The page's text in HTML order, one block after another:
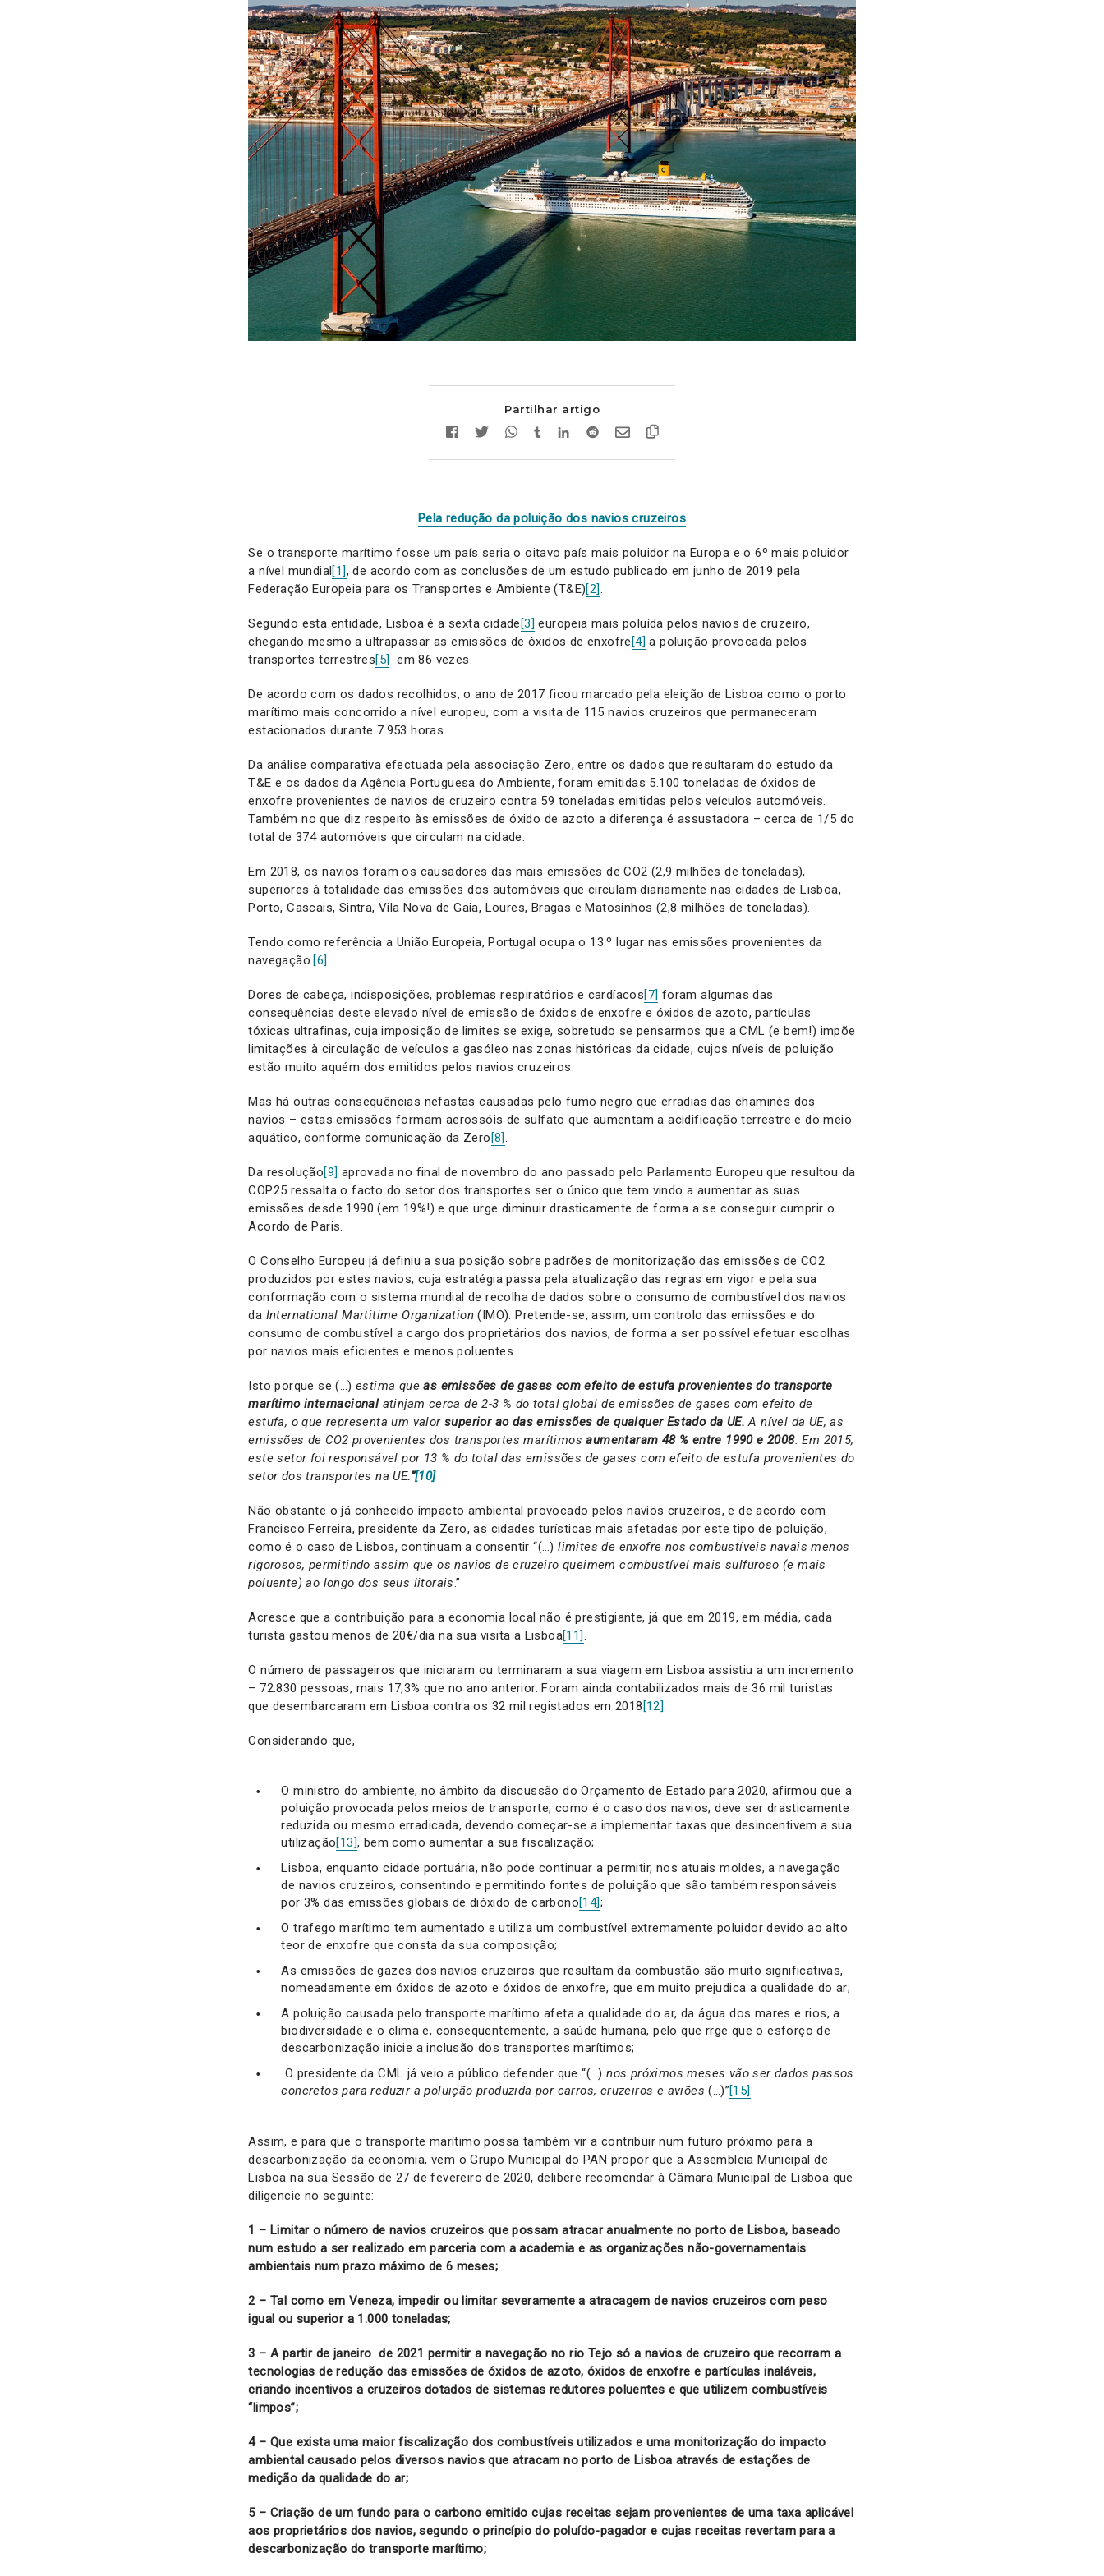
Partilhar artigo
Pela redução da poluição dos navios cruzeiros
Se o transporte marítimo fosse um país seria o oitavo país mais poluidor na Europa e o 6º mais poluidor
a nível mundial [1], de acordo com as conclusões de um estudo publicado em junho de 2019 pela
Federação Europeia para os Transportes e Ambiente (T&E)[2].
Segundo esta entidade, Lisboa é a sexta cidade [3] europeia mais poluída pelos navios de cruzeiro,
chegando mesmo a ultrapassar as emissões de óxidos de enxofre [4] a poluição provocada pelos
transportes terrestres[5] em 86 vezes.
De acordo com os dados recolhidos, o ano de 2017 ficou marcado pela eleição de Lisboa como o porto
marítimo mais concorrido a nível europeu, com a visita de 115 navios cruzeiros que permaneceram
estacionados durante 7.953 horas.
Da análise comparativa efectuada pela associação Zero, entre os dados que resultaram do estudo da
T&E e os dados da Agência Portuguesa do Ambiente, foram emitidas 5.100 toneladas de óxidos de
enxofre provenientes de navios de cruzeiro contra 59 toneladas emitidas pelos veículos automóveis.
Também no que diz respeito às emissões de óxido de azoto a diferença é assustadora – cerca de 1/5 do
total de 374 automóveis que circulam na cidade.
Em 2018, os navios foram os causadores das mais emissões de CO2 (2,9 milhões de toneladas),
superiores à totalidade das emissões dos automóveis que circulam diariamente nas cidades de Lisboa,
Porto, Cascais, Sintra, Vila Nova de Gaia, Loures, Bragas e Matosinhos (2,8 milhões de toneladas).
Tendo como referência a União Europeia, Portugal ocupa o 13.º lugar nas emissões provenientes da
navegação.[6]
Dores de cabeça, indisposições, problemas respiratórios e cardíacos[7] foram algumas das
consequências deste elevado nível de emissão de óxidos de enxofre e óxidos de azoto, partículas
tóxicas ultrafinas, cuja imposição de limites se exige, sobretudo se pensarmos que a CML (e bem!) impõe
limitações à circulação de veículos a gasóleo nas zonas históricas da cidade, cujos níveis de poluição
estão muito aquém dos emitidos pelos navios cruzeiros.
Mas há outras consequências nefastas causadas pelo fumo negro que erradias das chaminés dos
navios – estas emissões formam aerossóis de sulfato que aumentam a acidificação terrestre e do meio
aquático, conforme comunicação da Zero [8].
Da resolução[9] aprovada no final de novembro do ano passado pelo Parlamento Europeu que resultou da
COP25 ressalta o facto do setor dos transportes ser o único que tem vindo a aumentar as suas
emissões desde 1990 (em 19%!) e que urge diminuir drasticamente de forma a se conseguir cumprir o
Acordo de Paris.
O Conselho Europeu já definiu a sua posição sobre padrões de monitorização das emissões de CO2
produzidos por estes navios, cuja estratégia passa pela atualização das regras em vigor e pela sua
conformação com o sistema mundial de recolha de dados sobre o consumo de combustível dos navios
da International Martitime Organization(IMO). Pretende-se, assim, um controlo das emissões e do
consumo de combustível a cargo dos proprietários dos navios, de forma a ser possível efetuar escolhas
por navios mais eficientes e menos poluentes.
Isto porque se (…)estima queas emissões de gases com efeito de estufa provenientes do transporte
marítimo internacionalatinjam cerca de 2-3 % do total global de emissões de gases com efeito de
estufa, o que representa um valorsuperior ao das emissões de qualquer Estado da UE.A nível da UE, as
emissões de CO2 provenientes dos transportes marítimosaumentaram 48 % entre 1990 e 2008. Em 2015,
este setor foi responsável por 13 % do total das emissões de gases com efeito de estufa provenientes do
setor dos transportes na UE.”[10]
Não obstante o já conhecido impacto ambiental provocado pelos navios cruzeiros, e de acordo com
Francisco Ferreira, presidente da Zero, as cidades turísticas mais afetadas por este tipo de poluição,
como é o caso de Lisboa, continuam a consentir “(…) limites de enxofre nos combustíveis navais menos
rigorosos, permitindo assim que os navios de cruzeiro queimem combustível mais sulfuroso (e mais
poluente) ao longo dos seus litorais.”
Acresce que a contribuição para a economia local não é prestigiante, já que em 2019, em média, cada
turista gastou menos de 20€/dia na sua visita a Lisboa[11].
O número de passageiros que iniciaram ou terminaram a sua viagem em Lisboa assistiu a um incremento
– 72.830 pessoas, mais 17,3% que no ano anterior. Foram ainda contabilizados mais de 36 mil turistas
que desembarcaram em Lisboa contra os 32 mil registados em 2018 [12].
Considerando que,
O ministro do ambiente, no âmbito da discussão do Orçamento de Estado para 2020, afirmou que a
poluição provocada pelos meios de transporte, como é o caso dos navios, deve ser drasticamente
reduzida ou mesmo erradicada, devendo começar-se a implementar taxas que desincentivem a sua
utilização[13], bem como aumentar a sua fiscalização;
Lisboa, enquanto cidade portuária, não pode continuar a permitir, nos atuais moldes, a navegação
de navios cruzeiros, consentindo e permitindo fontes de poluição que são também responsáveis
por 3% das emissões globais de dióxido de carbono[14];
O trafego marítimo tem aumentado e utiliza um combustível extremamente poluidor devido ao alto
teor de enxofre que consta da sua composição;
As emissões de gazes dos navios cruzeiros que resultam da combustão são muito significativas,
nomeadamente em óxidos de azoto e óxidos de enxofre, que em muito prejudica a qualidade do ar;
A poluição causada pelo transporte marítimo afeta a qualidade do ar, da água dos mares e rios, a
biodiversidade e o clima e, consequentemente, a saúde humana, pelo que rrge que o esforço de
descarbonização inicie a inclusão dos transportes marítimos;
O presidente da CML já veio a público defender que “(…)nos próximos meses vão ser dados passos
concretos para reduzir a poluição produzida por carros, cruzeiros e aviões (…)”[15]
Assim, e para que o transporte marítimo possa também vir a contribuir num futuro próximo para a
descarbonização da economia, vem o Grupo Municipal do PAN propor que a Assembleia Municipal de
Lisboa na sua Sessão de 27 de fevereiro de 2020, delibere recomendar à Câmara Municipal de Lisboa que
diligencie no seguinte:
1 – Limitar o número de navios cruzeiros que possam atracar anualmente no porto de Lisboa, baseado
num estudo a ser realizado em parceria com a academia e as organizações não-governamentais
ambientais num prazo máximo de 6 meses;
2 – Tal como em Veneza, impedir ou limitar severamente a atracagem de navios cruzeiros com peso
igual ou superior a 1.000 toneladas;
3 – A partir de janeiro de 2021 permitir a navegação no rio Tejo só a navios de cruzeiro que recorram a
tecnologias de redução das emissões de óxidos de azoto, óxidos de enxofre e partículas inaláveis,
criando incentivos a cruzeiros dotados de sistemas redutores poluentes e que utilizem combustíveis
“limpos”;
4 – Que exista uma maior fiscalização dos combustíveis utilizados e uma monitorização do impacto
ambiental causado pelos diversos navios que atracam no porto de Lisboa através de estações de
medição da qualidade do ar;
5 –Criação de um fundo para o carbono emitido cujas receitas sejam provenientes de uma taxa aplicável
aos proprietários dos navios, segundo o princípio do poluído-pagador e cujas receitas revertam para a
descarbonização do transporte marítimo;